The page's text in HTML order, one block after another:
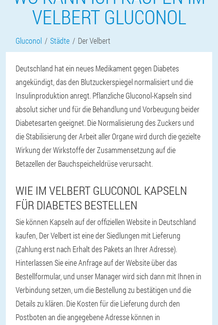
VELBERT GLUCONOL
Gluconol Städte Der Velbert
Deutschland hat ein neues Medikament gegen Diabetes
angekündigt, das den Blutzuckerspiegel normalisiert und die
Insulinproduktion anregt. Pflanzliche Gluconol-Kapseln sind
absolut sicher und für die Behandlung und Vorbeugung beider
Diabetesarten geeignet. Die Normalisierung des Zuckers und
die Stabilisierung der Arbeit aller Organe wird durch die gezielte
Wirkung der Wirkstoffe der Zusammensetzung auf die
Betazellen der Bauchspeicheldrüse verursacht.
WIE IM VELBERT GLUCONOL KAPSELN
FÜR DIABETES BESTELLEN
Sie können Kapseln auf der offiziellen Website in Deutschland
kaufen, Der Velbert ist eine der Siedlungen mit Lieferung
(Zahlung erst nach Erhalt des Pakets an Ihrer Adresse).
Hinterlassen Sie eine Anfrage auf der Website über das
Bestellformular, und unser Manager wird sich dann mit Ihnen in
Verbindung setzen, um die Bestellung zu bestätigen und die
Details zu klären. Die Kosten für die Lieferung durch den
Postboten an die angegebene Adresse können in